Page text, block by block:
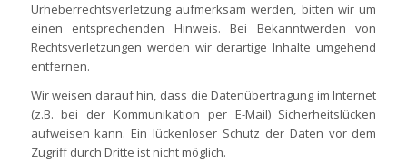
Urheberrechtsverletzung aufmerksam werden, bitten wir um
einen entsprechenden Hinweis. Bei Bekanntwerden von
Rechtsverletzungen werden wir derartige Inhalte umgehend
entfernen.
Wir weisen darauf hin, dass die Datenübertragung im Internet
(z.B. bei der Kommunikation per E-Mail) Sicherheitslücken
aufweisen kann. Ein lückenloser Schutz der Daten vor dem
Zugriff durch Dritte ist nicht möglich.